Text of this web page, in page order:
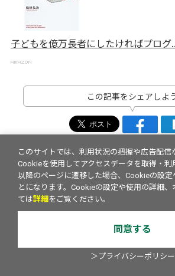
子どもを億万長者にしたければプログ
この記事をシェアしよ
このサイトでは、利用状況の把握や広告配信
Cookieを使用してアクセスデータを取得・利
以降のページに遷移した場合、Cookieの設定
とになります。Cookieの設定や使用の詳細
ては詳細 をご覧ください。
同意する
＞プライバシーポリシー